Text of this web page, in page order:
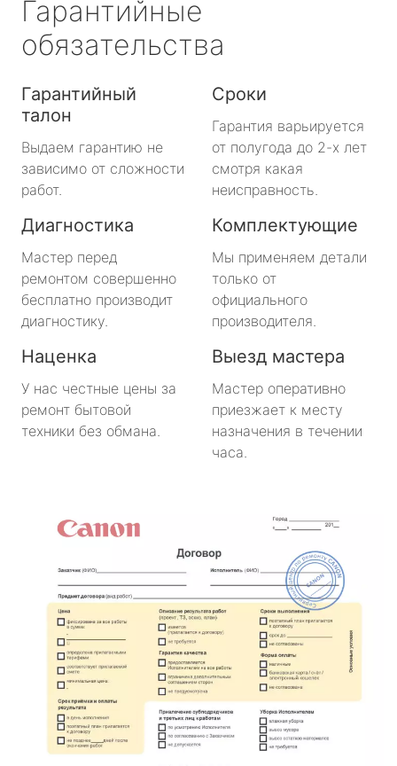
Гарантийные
обязательства
Гарантийный
талон
Выдаем гарантию не
зависимо от сложности
работ.
Сроки
Гарантия варьируется
от полугода до 2-х лет
смотря какая
неисправность.
Диагностика
Мастер перед
ремонтом совершенно
бесплатно производит
диагностику.
Комплектующие
Мы применяем детали
только от
официального
производителя.
Наценка
У нас честные цены за
ремонт бытовой
техники без обмана.
Выезд мастера
Мастер оперативно
приезжает к месту
назначения в течении
часа.